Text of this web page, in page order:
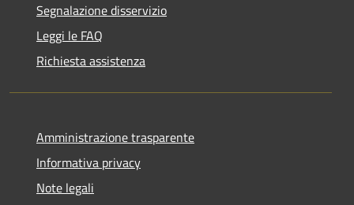
Segnalazione disservizio
Leggi le FAQ
Richiesta assistenza
Amministrazione trasparente
Informativa privacy
Note legali